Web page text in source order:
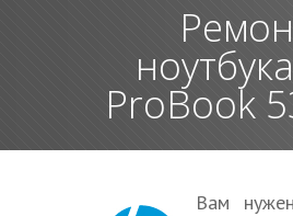
ProBook
Вам